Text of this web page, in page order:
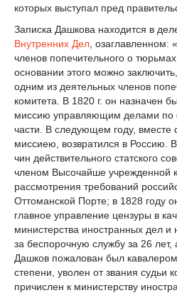
которых выступал пред
Записка Дашкова находится в
Внутренних Дел , озаглавленном:
членов попечительного о
основании этого можно
одним из деятельных членов
комитета. В 1820 г. он назначен
миссию управляющим делами по
части. В следующем году, вместе
миссиею, возвратился в Россию.
чин действительного статского
членом Высочайше учрежденной
рассмотрения требований
Оттоманской Порте; в 1828 году
главное управление цензуры в
министерства иностранных дел и
за беспорочную службу за 26
Дашков пожалован был
степени, уволен от звания судьи
причислен к министерству